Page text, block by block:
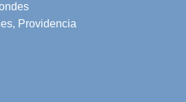
Providencia